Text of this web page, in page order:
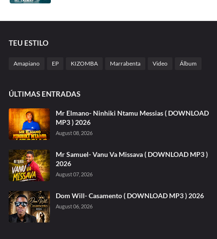
TEU ESTILO
Amapiano EP KIZOMBA Marrabenta Video Álbum
ÚLTIMAS ENTRADAS
Mr Elmano- Ninhiki Ntamu Messias ( DOWNLOAD
MP3 ) 2026
August 08, 2026
Mr Samuel- Vanu Va Missava ( DOWNLOAD MP3 )
2026
August 07, 2026
Dom Will- Casamento ( DOWNLOAD MP3 ) 2026
August 06, 2026